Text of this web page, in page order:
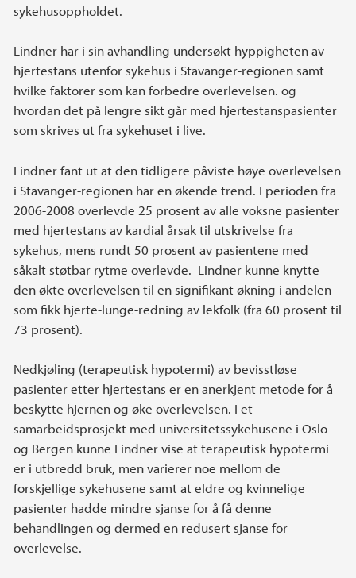
sykehusoppholdet.
Lindner har i sin avhandling undersøkt hyppigheten av
hjertestans utenfor sykehus i Stavanger-regionen samt
hvilke faktorer som kan forbedre overlevelsen. og
hvordan det på lengre sikt går med hjertestanspasienter
som skrives ut fra sykehuset i live.
Lindner fant ut at den tidligere påviste høye overlevelsen
i Stavanger-regionen har en økende trend. I perioden fra
2006-2008 overlevde 25 prosent av alle voksne pasienter
med hjertestans av kardial årsak til utskrivelse fra
sykehus, mens rundt 50 prosent av pasientene med
såkalt støtbar rytme overlevde. Lindner kunne knytte
den økte overlevelsen til en signifikant økning i andelen
som fikk hjerte-lunge-redning av lekfolk (fra 60 prosent til
73 prosent).
Nedkjøling (terapeutisk hypotermi) av bevisstløse
pasienter etter hjertestans er en anerkjent metode for å
beskytte hjernen og øke overlevelsen. I et
samarbeidsprosjekt med universitetssykehusene i Oslo
og Bergen kunne Lindner vise at terapeutisk hypotermi
er i utbredd bruk, men varierer noe mellom de
forskjellige sykehusene samt at eldre og kvinnelige
pasienter hadde mindre sjanse for å få denne
behandlingen og dermed en redusert sjanse for
overlevelse.